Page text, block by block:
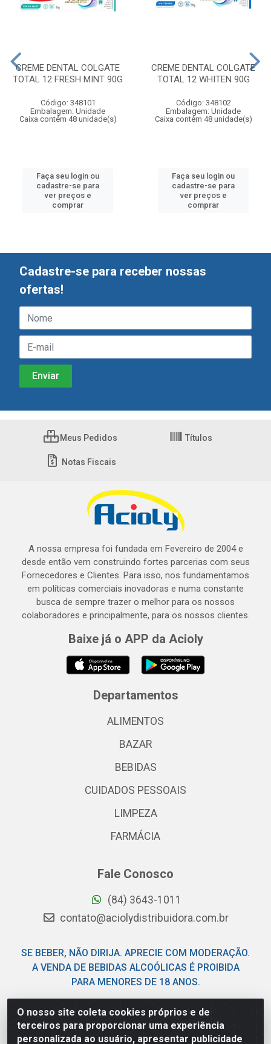
CREME DENTAL COLGATE
TOTAL 12 FRESH MINT 90G
Código: 348101
Embalagem: Unidade
Caixa contém 48 unidade(s)
Faça seu login ou
cadastre-se para
ver preços e
comprar
CREME DENTAL COLGATE
TOTAL 12 WHITEN 90G
Código: 348102
Embalagem: Unidade
Caixa contém 48 unidade(s)
Faça seu login ou
cadastre-se para
ver preços e
comprar
O nosso site coleta cookies próprios e de
terceiros para proporcionar uma experiência
personalizada ao usuário, apresentar publicidade
Cadastre-se para receber nossas
ofertas!
Meus Pedidos Títulos
Notas Fiscais
A nossa empresa foi fundada em Fevereiro de 2004 e
desde então vem construindo fortes parcerias com seus
Fornecedores e Clientes. Para isso, nos fundamentamos
em políticas comerciais inovadoras e numa constante
busca de sempre trazer o melhor para os nossos
colaboradores e principalmente, para os nossos clientes.
Baixe já o APP da Acioly
Departamentos
ALIMENTOS
BAZAR
BEBIDAS
CUIDADOS PESSOAIS
LIMPEZA
FARMÁCIA
Fale Conosco
(84) 3643-1011
contato@aciolydistribuidora.com.br
SE BEBER, NÃO DIRIJA. APRECIE COM MODERAÇÃO.
A VENDA DE BEBIDAS ALCOÓLICAS É PROIBIDA
PARA MENORES DE 18 ANOS.
Acioly Distribuidora - Av Piloto Pereira Tim - Parque de
Exposições - Parnamirim/RN - CEP 59146-480 - CNPJ